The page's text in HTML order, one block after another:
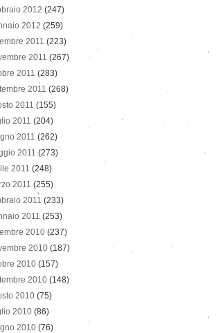
2012 (247)
2012 (259)
2011 (223)
2011 (267)
2011 (283)
2011 (268)
2011 (155)
2011 (204)
2011 (262)
2011 (273)
2011 (248)
2011 (255)
2011 (233)
2011 (253)
2010 (237)
2010 (187)
2010 (157)
2010 (148)
2010 (75)
2010 (86)
2010 (76)